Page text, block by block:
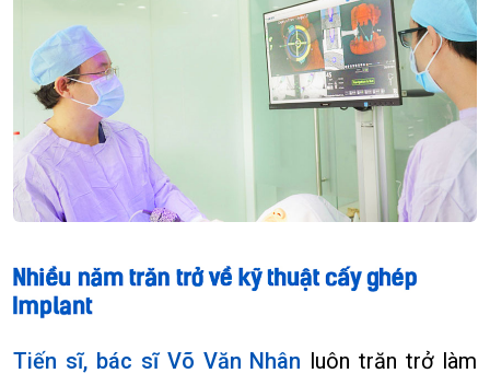
Tiến sĩ, bác sĩ Võ Văn Nhân luôn trăn trở làm